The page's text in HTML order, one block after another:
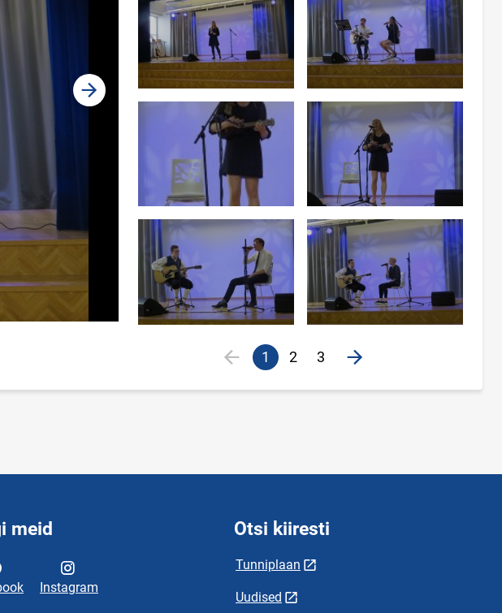
Too foto fookusesse Too foto fookusesse
Too foto fookusesse Too foto fookusesse
previous
1 2 3 next
meid
Instagram
Otsi kiiresti
Tunniplaan
Uudised